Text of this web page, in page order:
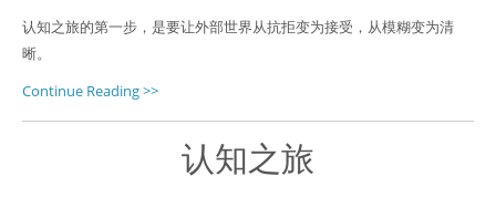
认知之旅的第一步，是要让外部世界从抗拒变为接受，从模糊变为清
晰。
Continue Reading >>
认知之旅